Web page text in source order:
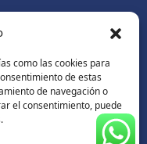
como las cookies para
de estas
de navegación o
el consentimiento, puede